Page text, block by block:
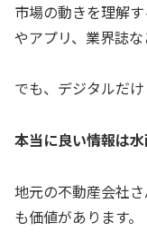
市場の動きを理解
やアプリ、業界誌な
でも、デジタルだけ
本当に良い情報は
地元の不動産会社
も価値があります。